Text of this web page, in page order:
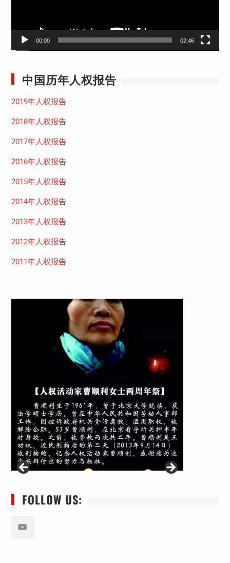
00:00 02:46
中国历年人权报告
2019年人权报告
2018年人权报告
2017年人权报告
2016年人权报告
2015年人权报告
2014年人权报告
2013年人权报告
2012年人权报告
2011年人权报告
FOLLOW US: